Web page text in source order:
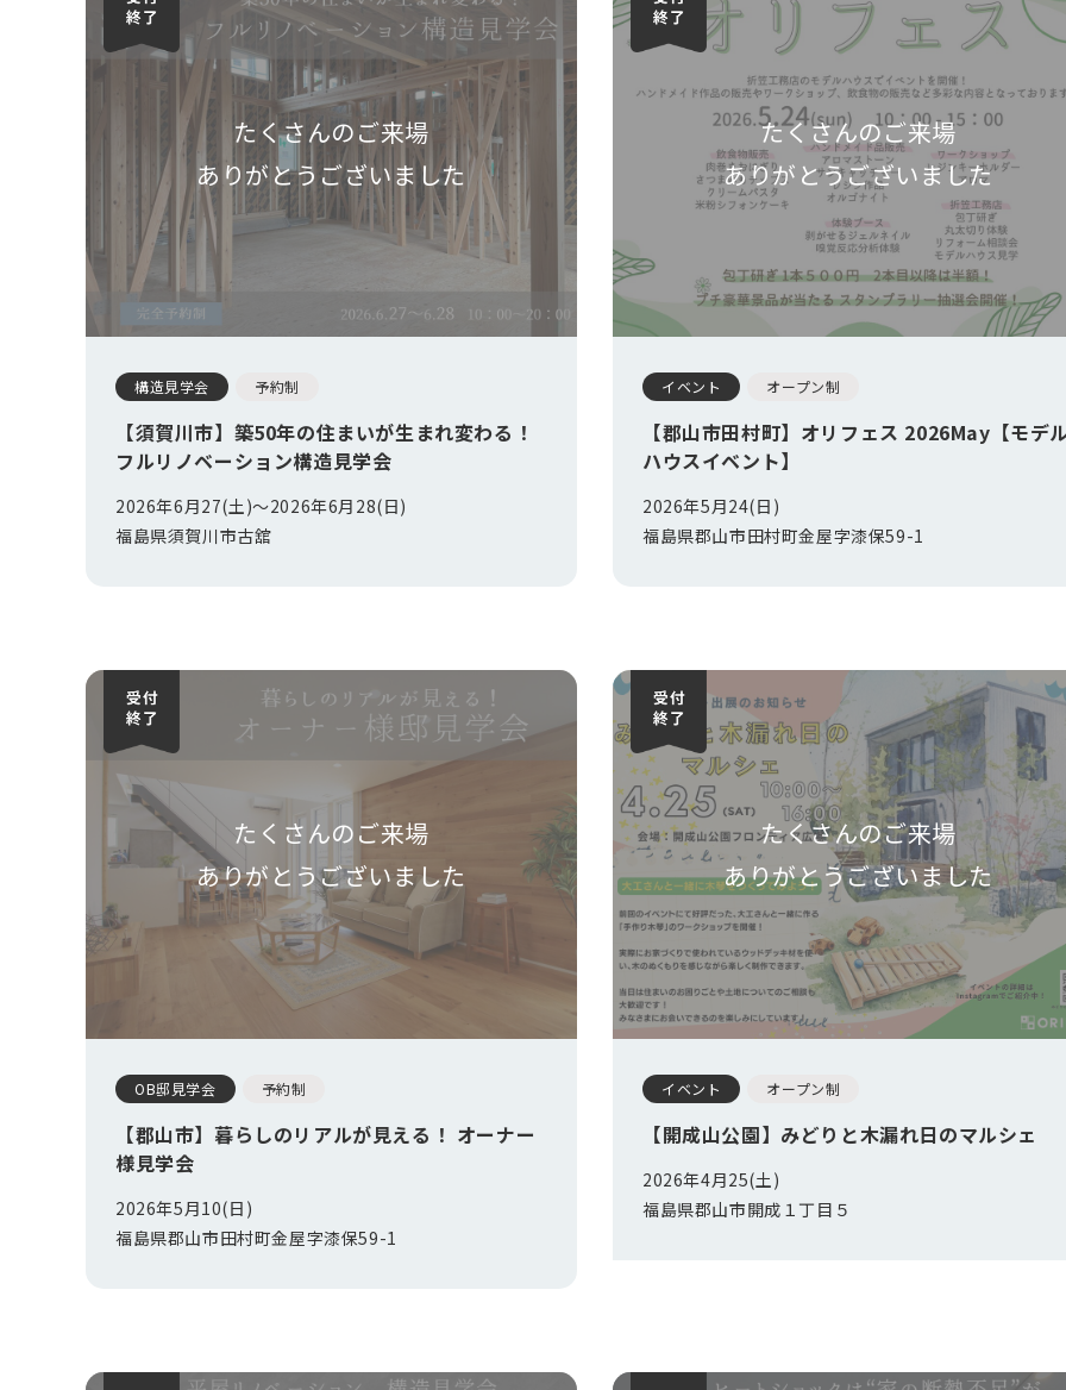
たくさんのご来場
ありがとうございました
構造見学会 予約制
【須賀川市】築50年の住まいが生まれ変わる！
フルリノベーション構造見学会
2026年6月27(土)〜2026年6月28(日)
福島県須賀川市古舘
たくさんのご来場
ありがとうございました
イベント オープン制
【郡山市田村町】オリフェス 2026May【モデ
ハウスイベント】
2026年5月24(日)
福島県郡山市田村町金屋字漆保59-1
たくさんのご来場
ありがとうございました
OB邸見学会 予約制
【郡山市】暮らしのリアルが見える！ オーナー
様見学会
2026年5月10(日)
福島県郡山市田村町金屋字漆保59-1
たくさんのご来場
ありがとうございました
イベント オープン制
【開成山公園】みどりと木漏れ日のマルシェ
2026年4月25(土)
福島県郡山市開成１丁目５